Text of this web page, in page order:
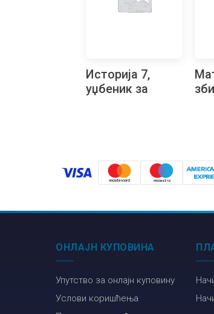
Историја 7,
уџбеник за
ОНЛАЈН КУПОВИНА
Упутство за онлајн куповину
Услови коришћења